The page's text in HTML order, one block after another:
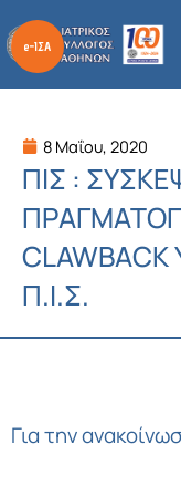
στο
περιεχόμενο
8 Μαΐου, 2020
ΠΙΣ :
Π.Ι.Σ.
Για την